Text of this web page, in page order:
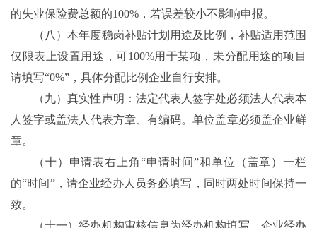
的失业保险费总额的100%，若误差较小不影响申报。
（八）本年度稳岗补贴计划用途及比例，补贴适用范围
仅限表上设置用途，可100%用于某项，未分配用途的项目
请填写“0%”，具体分配比例企业自行安排。
（九）真实性声明：法定代表人签字处必须法人代表本
人签字或盖法人代表方章、有编码。单位盖章必须盖企业鲜
章。
（十）申请表右上角“申请时间”和单位（盖章）一栏
的“时间”，请企业经办人员务必填写，同时两处时间保持一
致。
（十一）经办机构审核信息为经办机构填写，企业经办